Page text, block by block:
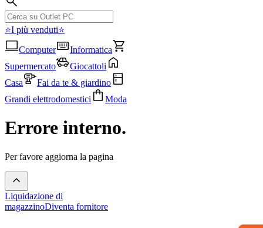
⭐I più venduti⭐
Computer
Informatica
Supermercato
Giocattoli
Casa
Fai da te & giardino
Grandi elettrodomestici
Moda
Errore interno.
Per favore aggiorna la pagina
Liquidazione di
magazzinoDiventa fornitore